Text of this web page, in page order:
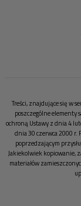
Treści, znajdujące się w
poszczególne elementy
ochroną Ustawy z dnia 4
dnia 30 czerwca 2000 r.
poprzedzającym
Jakiekolwiek kopiowanie,
materiałów